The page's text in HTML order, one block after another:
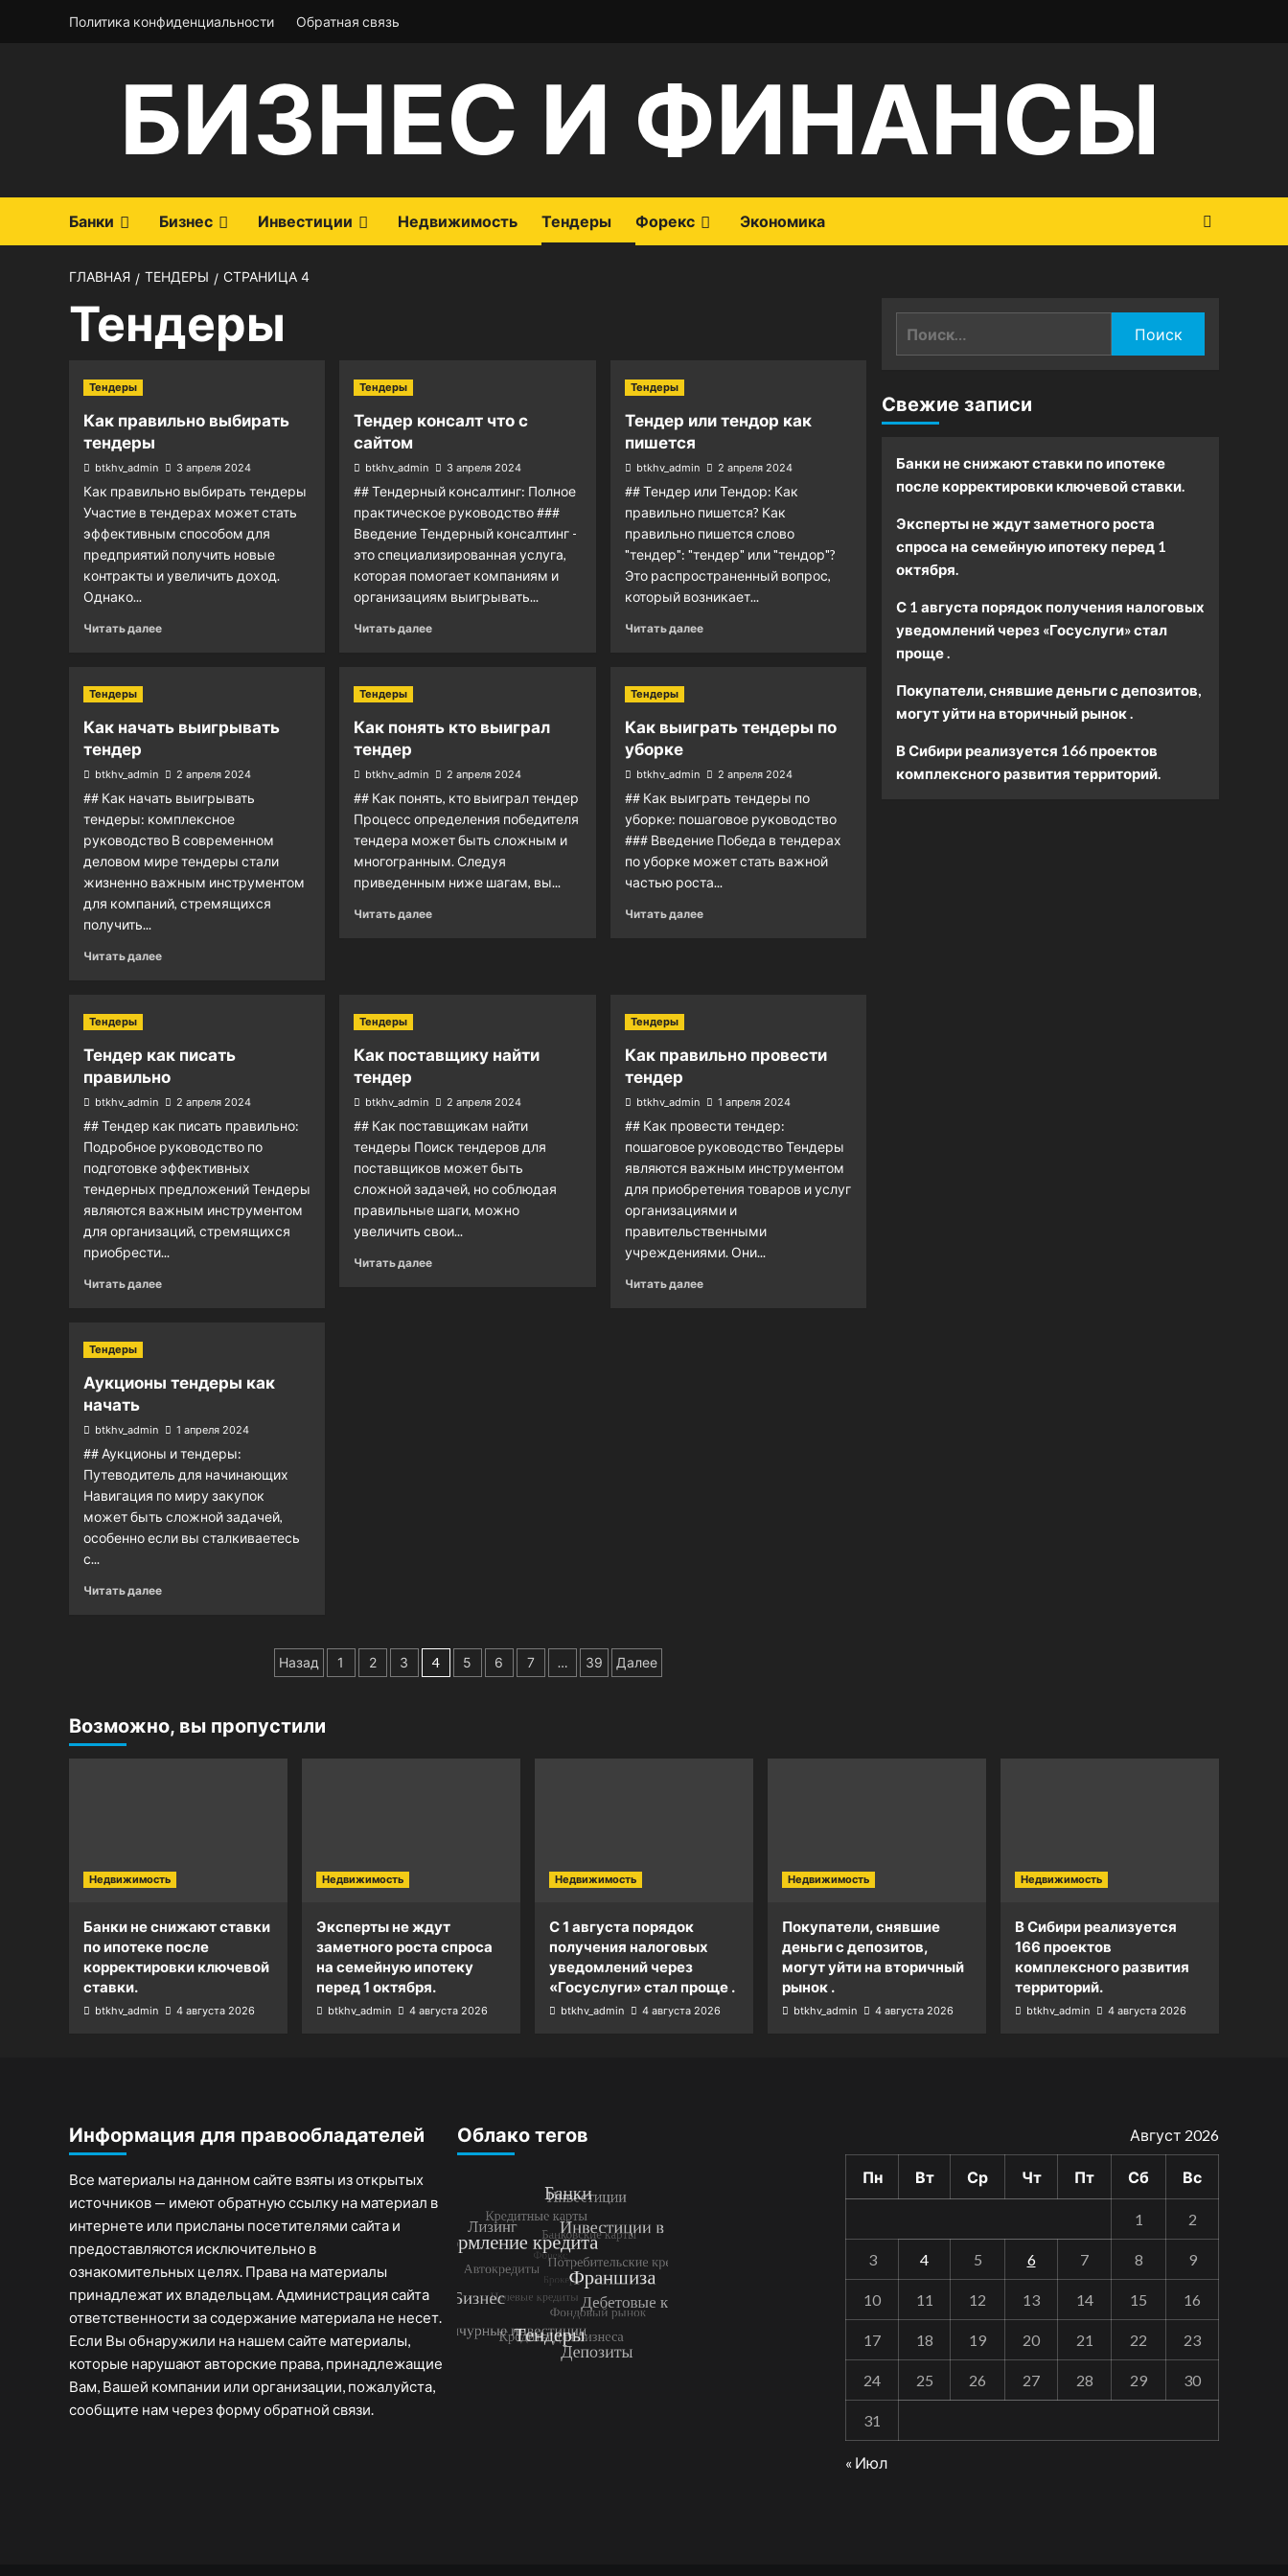
Политика конфиденциальности Обратная связь
БИЗНЕС И ФИНАНСЫ
Банки Бизнес Инвестиции Недвижимость Тендеры Форекс Экономика
ГЛАВНАЯ ТЕНДЕРЫ СТРАНИЦА 4
Тендеры
Тендеры
Как правильно выбирать
тендеры
btkhv_admin 3 апреля 2024
Как правильно выбирать тендеры
Участие в тендерах может стать
эффективным способом для
предприятий получить новые
контракты и увеличить доход.
Однако...
Читать далее
Тендеры
Тендер консалт что с
сайтом
btkhv_admin 3 апреля 2024
## Тендерный консалтинг: Полное
практическое руководство ###
Введение Тендерный консалтинг -
это специализированная услуга,
которая помогает компаниям и
организациям выигрывать...
Читать далее
Тендеры
Тендер или тендор как
пишется
btkhv_admin 2 апреля 2024
## Тендер или Тендор: Как
правильно пишется? Как
правильно пишется слово
"тендер": "тендер" или "тендор"?
Это распространенный вопрос,
который возникает...
Читать далее
Тендеры
Как начать выигрывать
тендер
btkhv_admin 2 апреля 2024
## Как начать выигрывать
тендеры: комплексное
руководство В современном
деловом мире тендеры стали
жизненно важным инструментом
для компаний, стремящихся
получить...
Читать далее
Тендеры
Как понять кто выиграл
тендер
btkhv_admin 2 апреля 2024
## Как понять, кто выиграл тендер
Процесс определения победителя
тендера может быть сложным и
многогранным. Следуя
приведенным ниже шагам, вы...
Читать далее
Тендеры
Как выиграть тендеры по
уборке
btkhv_admin 2 апреля 2024
## Как выиграть тендеры по
уборке: пошаговое руководство
### Введение Победа в тендерах
по уборке может стать важной
частью роста...
Читать далее
Тендеры
Тендер как писать
правильно
btkhv_admin 2 апреля 2024
## Тендер как писать правильно:
Подробное руководство по
подготовке эффективных
тендерных предложений Тендеры
являются важным инструментом
для организаций, стремящихся
приобрести...
Читать далее
Тендеры
Как поставщику найти
тендер
btkhv_admin 2 апреля 2024
## Как поставщикам найти
тендеры Поиск тендеров для
поставщиков может быть
сложной задачей, но соблюдая
правильные шаги, можно
увеличить свои...
Читать далее
Тендеры
Как правильно провести
тендер
btkhv_admin 1 апреля 2024
## Как провести тендер:
пошаговое руководство Тендеры
являются важным инструментом
для приобретения товаров и услуг
организациями и
правительственными
учреждениями. Они...
Читать далее
Тендеры
Аукционы тендеры как
начать
btkhv_admin 1 апреля 2024
## Аукционы и тендеры:
Путеводитель для начинающих
Навигация по миру закупок
может быть сложной задачей,
особенно если вы сталкиваетесь
с...
Читать далее
Пагинация
Назад 1 2 3 4 5 6 7 … 39 Далее
Свежие записи
Банки не снижают ставки по ипотеке
после корректировки ключевой ставки.
Эксперты не ждут заметного роста
спроса на семейную ипотеку перед 1
октября.
С 1 августа порядок получения налоговых
уведомлений через «Госуслуги» стал
проще .
Покупатели, снявшие деньги с депозитов,
могут уйти на вторичный рынок .
В Сибири реализуется 166 проектов
комплексного развития территорий.
Возможно, вы пропустили
Недвижимость
Банки не снижают ставки
по ипотеке после
корректировки ключевой
ставки.
btkhv_admin 4 августа 2026
Недвижимость
Эксперты не ждут
заметного роста спроса
на семейную ипотеку
перед 1 октября.
btkhv_admin 4 августа 2026
Недвижимость
С 1 августа порядок
получения налоговых
уведомлений через
«Госуслуги» стал проще .
btkhv_admin 4 августа 2026
Недвижимость
Покупатели, снявшие
деньги с депозитов,
могут уйти на вторичный
рынок .
btkhv_admin 4 августа 2026
Недвижимость
В Сибири реализуется
166 проектов
комплексного развития
территорий.
btkhv_admin 4 августа 2026
Информация для правообладателей
Все материалы на данном сайте взяты из открытых
источников — имеют обратную ссылку на материал в
интернете или присланы посетителями сайта и
предоставляются исключительно в
ознакомительных целях. Права на материалы
принадлежат их владельцам. Администрация сайта
ответственности за содержание материала не несет.
Если Вы обнаружили на нашем сайте материалы,
которые нарушают авторские права, принадлежащие
Вам, Вашей компании или организации, пожалуйста,
сообщите нам через форму обратной связи.
Облако тегов Август 2026
Пн Вт Ср Чт Пт Сб Вс
1 2
3 4 5 6 7 8 9
10 11 12 13 14 15 16
17 18 19 20 21 22 23
24 25 26 27 28 29 30
31
« Июл